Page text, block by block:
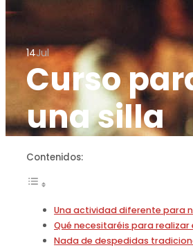
14Jul
Curso
una silla
Contenidos:
Una actividad diferente para
Qué necesitaréis para
Nada de despedidas